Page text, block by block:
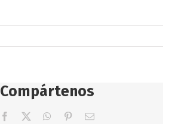
Compártenos
Facebook WhatsApp
PinterestCorreo